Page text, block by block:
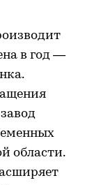
в год —
области.